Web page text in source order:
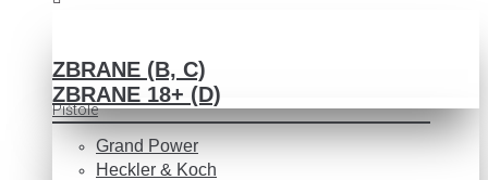
ZBRANE (B, C)
ZBRANE 18+ (D)
Pištole
Grand Power
Heckler & Koch